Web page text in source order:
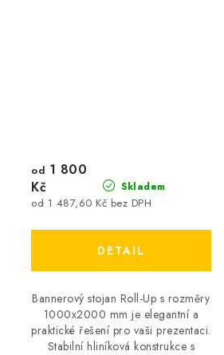
Skladem
od 1 487,60 Kč bez DPH
od 1 800
Kč
Bannerový stojan Roll-Up s rozměry
1000x2000 mm je elegantní a
praktické řešení pro vaši prezentaci.
Stabilní hliníková konstrukce s